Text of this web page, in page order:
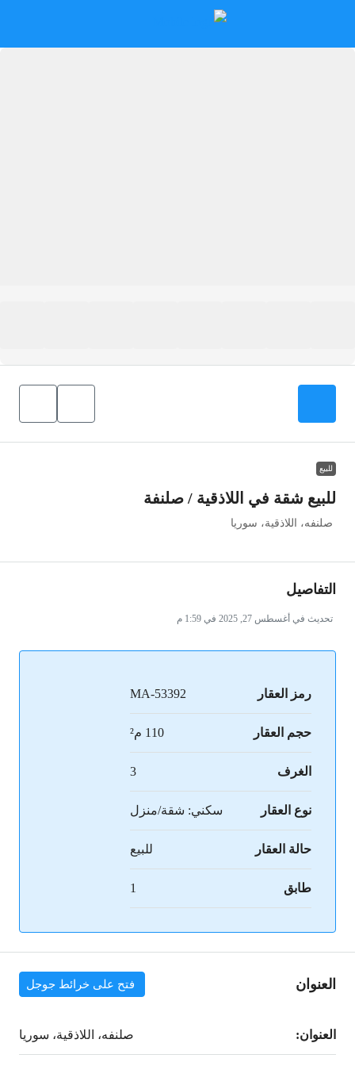
للبيع
للبيع شقة في اللاذقية / صلنفة
صلنفه، اللاذقية، سوريا
التفاصيل
تحديث في أغسطس 27, 2025 في 1:59 م
رمز العقار MA-53392
حجم العقار 110 م²
الغرف 3
نوع العقار سكني: شقة/منزل
حالة العقار للبيع
طابق 1
العنوان فتح على خرائط جوجل
العنوان: صلنفه، اللاذقية، سوريا